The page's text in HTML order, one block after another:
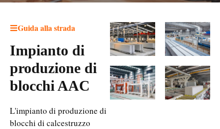
Guida alla strada
Impianto di
produzione di
blocchi AAC
L'impianto di produzione di
blocchi di calcestruzzo